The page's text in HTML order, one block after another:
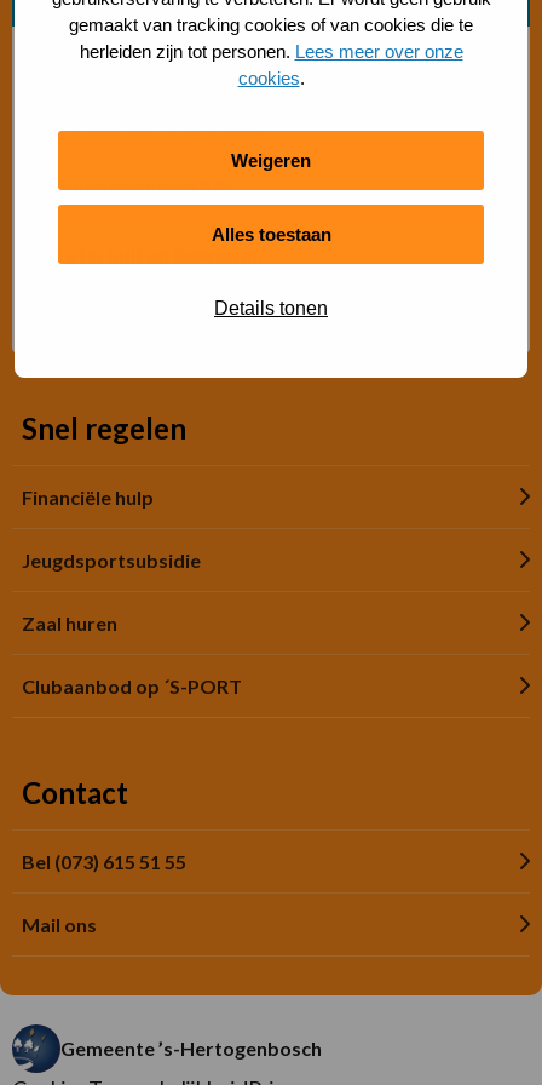
gemaakt van tracking cookies of van cookies die te
herleiden zijn tot personen. Lees meer over onze
cookies.
Weigeren
Alles toestaan
Details tonen
Bosch beweegaanbod
Beweegaanbod 50+
Advies Sport- en Beweegadviseur
Snel regelen
Financiële hulp
Jeugdsportsubsidie
Zaal huren
Clubaanbod op ´S-PORT
Contact
Bel (073) 615 51 55
Mail ons
Gemeente ’s-Hertogenbosch